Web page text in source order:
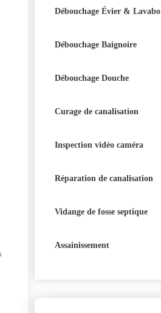
Débouchage Évier & Lavabo
Débouchage Baignoire
Débouchage Douche
Curage de canalisation
Inspection vidéo caméra
Réparation de canalisation
Vidange de fosse septique
Assainissement